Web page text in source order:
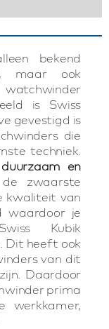
bekend
maar ook
is Swiss
gevestigd is
die
techniek.
en
zwaarste
kwaliteit van
waardoor je
Kubik
Dit heeft ook
van dit
Daardoor
prima
werkkamer,